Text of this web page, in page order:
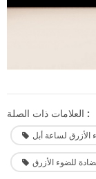
العلامات ذات الصلة :
لساعة أبل
للضوء الأزرق